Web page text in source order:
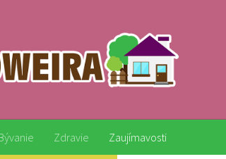
Zdravie Zaujímavosti